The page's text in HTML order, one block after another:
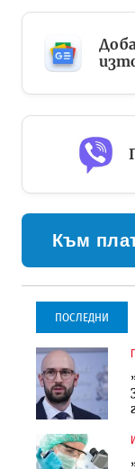
Към
ПОСЛЕДНИ